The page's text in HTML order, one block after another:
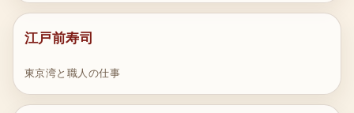
江戸前寿司
東京湾と職人の仕事